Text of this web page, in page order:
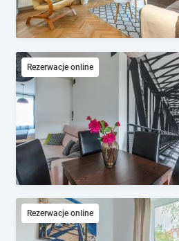
a
d
a
t
e
s
s
t
h
e
Rezerwacje online
Rezerwacje online